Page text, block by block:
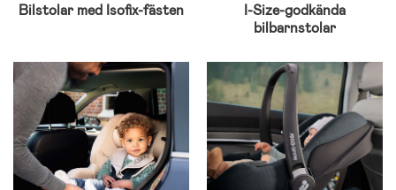
Bilstolar med Isofix-fästen
I-Size-godkända
bilbarnstolar